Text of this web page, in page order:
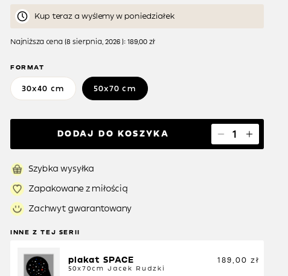
Kup teraz a wyślemy w poniedziałek
Najniższa cena (8 sierpnia, 2026 ): 189,00 zł
FORMAT
30x40 cm 50x70 cm
DODAJ DO KOSZYKA
Szybka wysyłka
Zapakowane z miłością
Zachwyt gwarantowany
INNE Z TEJ SERII
plakat SPACE
50x70cm Jacek Rudzki
189,00 zł